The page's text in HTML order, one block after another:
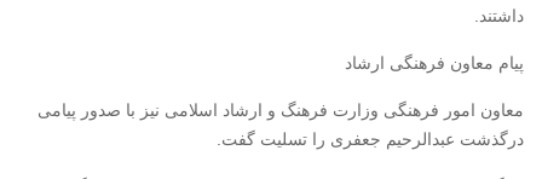
داشتند.
پیام معاون فرهنگی ارشاد
معاون امور فرهنگی وزارت فرهنگ و ارشاد اسلامی نیز با صدور پیامی
درگذشت عبدالرحیم جعفری را تسلیت گفت.